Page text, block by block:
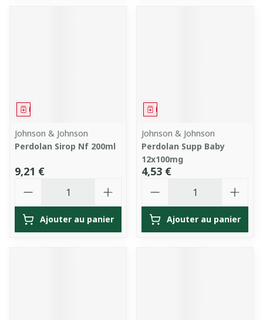
Médicament
Johnson & Johnson
Perdolan Sirop Nf 200ml
9,21 €
Ajouter au panier
Médicament
Johnson & Johnson
Perdolan Supp Baby
12x100mg
4,53 €
Ajouter au panier